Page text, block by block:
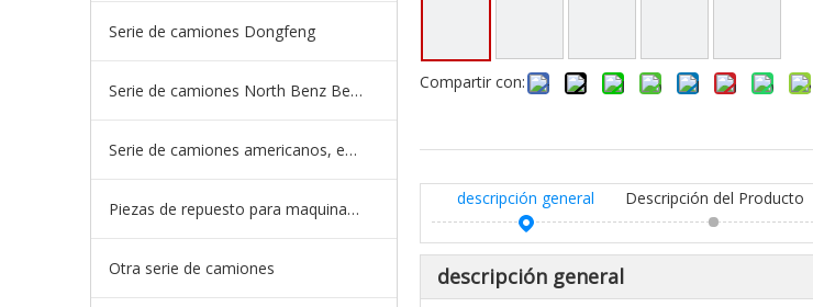
Serie de camiones Dongfeng
Serie de camiones North Benz Beiben
Serie de camiones americanos, europeos y japoneses
Piezas de repuesto para maquinaria de ingeniería de camiones mineros
Otra serie de camiones
Compartir con:
descripción general Descripción del Producto
descripción general